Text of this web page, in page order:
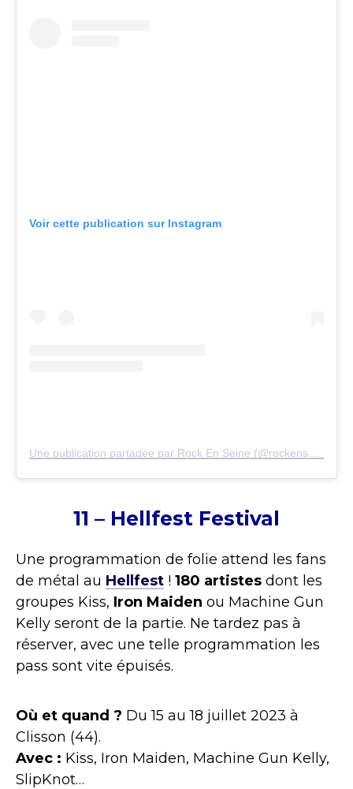
Voir cette publication sur Instagram
Une publication partagée par Rock En Seine (@rockenseine)
11 – Hellfest Festival
Une programmation de folie attend les fans
de métal au Hellfest ! 180 artistes dont les
groupes Kiss, Iron Maiden ou Machine Gun
Kelly seront de la partie. Ne tardez pas à
réserver, avec une telle programmation les
pass sont vite épuisés.
Où et quand ? Du 15 au 18 juillet 2023 à
Clisson (44).
Avec : Kiss, Iron Maiden, Machine Gun Kelly,
SlipKnot…